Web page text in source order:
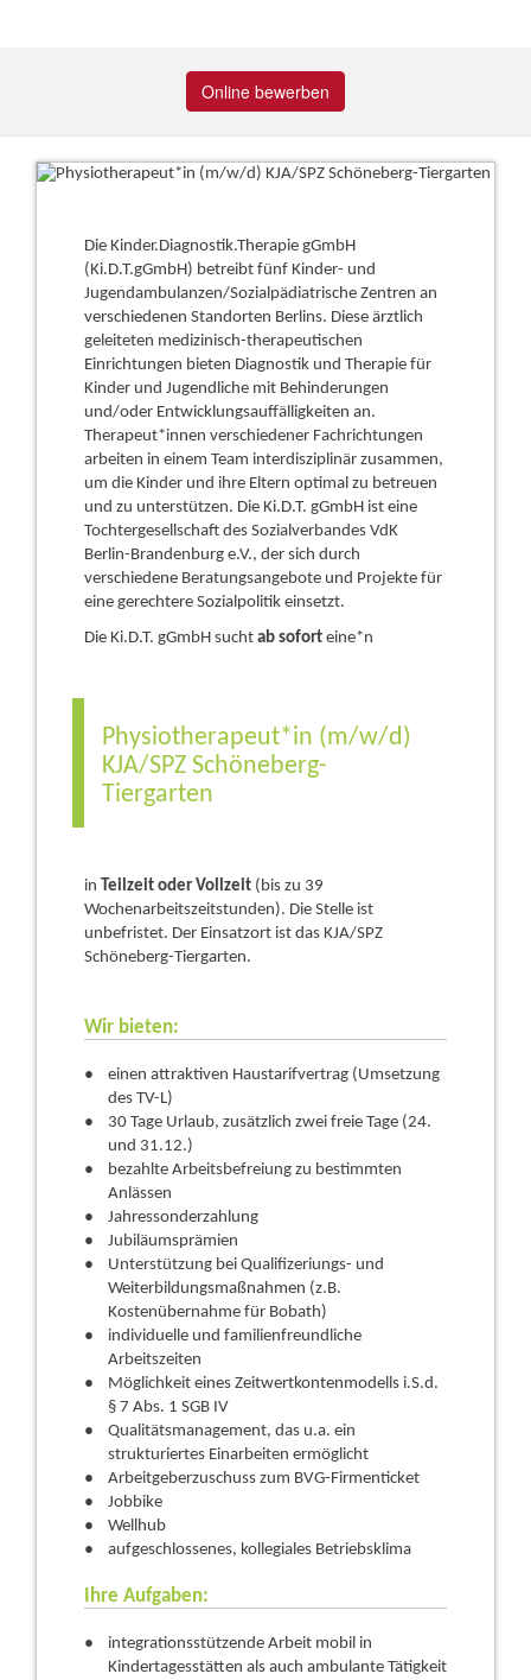
Online bewerben
Die Kinder.Diagnostik.Therapie gGmbH
(Ki.D.T.gGmbH) betreibt fünf Kinder- und
Jugendambulanzen/Sozialpädiatrische Zentren an
verschiedenen Standorten Berlins. Diese ärztlich
geleiteten medizinisch-therapeutischen
Einrichtungen bieten Diagnostik und Therapie für
Kinder und Jugendliche mit Behinderungen
und/oder Entwicklungsauffälligkeiten an.
Therapeut*innen verschiedener Fachrichtungen
arbeiten in einem Team interdisziplinär zusammen,
um die Kinder und ihre Eltern optimal zu betreuen
und zu unterstützen. Die Ki.D.T. gGmbH ist eine
Tochtergesellschaft des Sozialverbandes VdK
Berlin-Brandenburg e.V., der sich durch
verschiedene Beratungsangebote und Projekte für
eine gerechtere Sozialpolitik einsetzt.
Die Ki.D.T. gGmbH sucht ab sofort eine*n
Physiotherapeut*in (m/w/d)
KJA/SPZ Schöneberg-
Tiergarten
in Teilzeit oder Vollzeit (bis zu 39
Wochenarbeitszeitstunden). Die Stelle ist
unbefristet. Der Einsatzort ist das KJA/SPZ
Schöneberg-Tiergarten.
Wir bieten:
einen attraktiven Haustarifvertrag (Umsetzung
des TV-L)
30 Tage Urlaub, zusätzlich zwei freie Tage (24.
und 31.12.)
bezahlte Arbeitsbefreiung zu bestimmten
Anlässen
Jahressonderzahlung
Jubiläumsprämien
Unterstützung bei Qualifizeriungs- und
Weiterbildungsmaßnahmen (z.B.
Kostenübernahme für Bobath)
individuelle und familienfreundliche
Arbeitszeiten
Möglichkeit eines Zeitwertkontenmodells i.S.d.
§ 7 Abs. 1 SGB IV
Qualitätsmanagement, das u.a. ein
strukturiertes Einarbeiten ermöglicht
Arbeitgeberzuschuss zum BVG-Firmenticket
Jobbike
Wellhub
aufgeschlossenes, kollegiales Betriebsklima
Ihre Aufgaben:
integrationsstützende Arbeit mobil in
Kindertagesstätten als auch ambulante Tätigkeit